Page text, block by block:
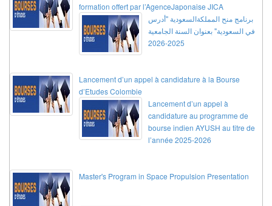
formation offert par l’AgenceJaponaise JICA
برنامج منح المملكةالسعودية "أدرس
في السعودية" بعنوان السنة الجامعية
2025-2026
Lancement d’un appel à candidature à la Bourse
d’Etudes Colombie
Lancement d’un appel à
candidature au programme de
bourse indien AYUSH au titre de
l’année 2025-2026
Master's Program in Space Propulsion Presentation